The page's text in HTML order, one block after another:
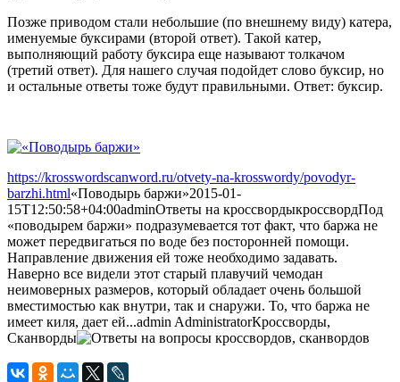
Позже приводом стали небольшие (по внешнему виду) катера,
именуемые буксирами (второй ответ). Такой катер,
выполняющий работу буксира еще называют толкачом
(третий ответ). Для нашего случая подойдет слово буксир, но
и остальные ответы тоже будут правильными. Ответ: буксир.
https://krosswordscanword.ru/otvety-na-krosswordy/povodyr-
barzhi.html«Поводырь баржи»2015-01-
15T12:50:58+04:00adminОтветы на кроссвордыкроссвордПод
«поводырем баржи» подразумевается тот факт, что баржа не
может передвигаться по воде без посторонней помощи.
Направление движения ей тоже необходимо задавать.
Наверно все видели этот старый плавучий чемодан
неимоверных размеров, который обладает очень большой
вместимостью как внутри, так и снаружи. То, что баржа не
имеет киля, дает ей...admin AdministratorКроссворды,
Сканворды